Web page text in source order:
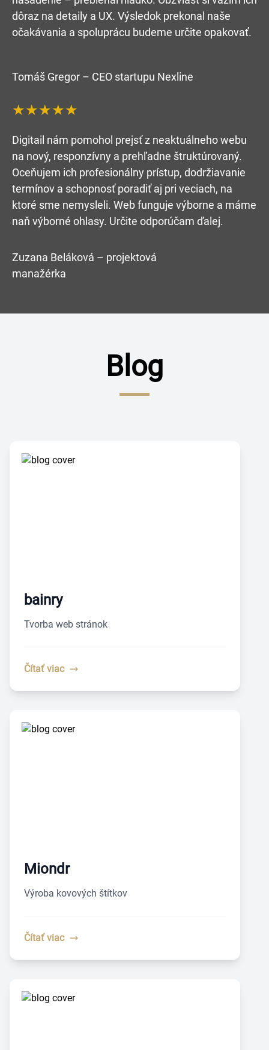
dôraz na detaily a UX. Výsledok prekonal naše
očakávania a spoluprácu budeme určite opakovať.
Tomáš Gregor – CEO startupu Nexline
★★★★★
Digitail nám pomohol prejsť z neaktuálneho webu
na nový, responzívny a prehľadne štruktúrovaný.
Oceňujem ich profesionálny prístup, dodržiavanie
termínov a schopnosť poradiť aj pri veciach, na
ktoré sme nemysleli. Web funguje výborne a máme
naň výborné ohlasy. Určite odporúčam ďalej.
Zuzana Beláková – projektová
manažérka
Blog
bainry
Tvorba web stránok
Čítať viac
Miondr
Výroba kovových štítkov
Čítať viac